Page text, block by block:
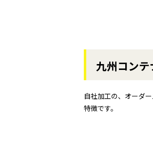
九州コン
自社加工の、オーダ
特徴です。